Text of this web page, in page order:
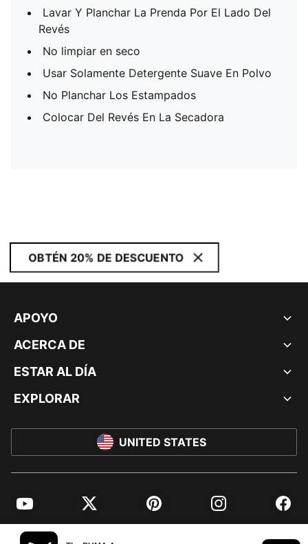
Lavar Y Planchar La Prenda Por El Lado Del
Revés
No limpiar en seco
Usar Solamente Detergente Suave En Polvo
No Planchar Los Estampados
Colocar Del Revés En La Secadora
OBTÉN 20% DE DESCUENTO
APOYO
ACERCA DE
ESTAR AL DÍA
EXPLORAR
UNITED STATES
YouTube Twitter Pinterest Instagram
© PUMA NORTH AMERICA, INC.